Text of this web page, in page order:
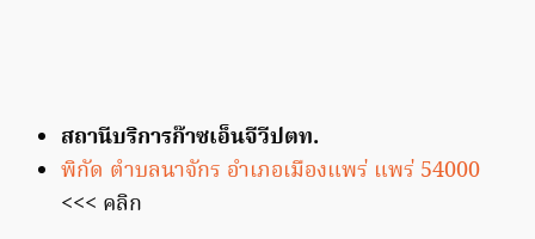
สถานีบริการก๊าซเอ็นจีวีปตท.
พิกัด ตำบลนาจักร อำเภอเมืองแพร่ แพร่ 54000
<<< คลิก